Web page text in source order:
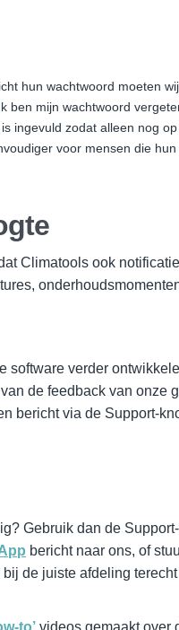
hun wachtwoord moeten
ben mijn wachtwoord
ingevuld zodat alleen nog
voor mensen die
Climatools ook
software verder
de feedback van onze
bericht via de Support-
Gebruik dan de
bericht naar ons, of
de juiste afdeling
to’ videos gemaakt over